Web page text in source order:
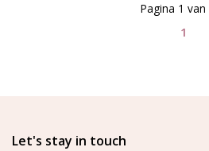
1
Pagina 1 van
Let's stay in touch